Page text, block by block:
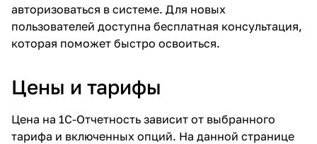
авторизоваться в системе. Для новых
пользователей доступна бесплатная консультация,
которая поможет быстро освоиться.
Цены и тарифы
Цена на 1С-Отчетность зависит от выбранного
тарифа и включенных опций. На данной странице